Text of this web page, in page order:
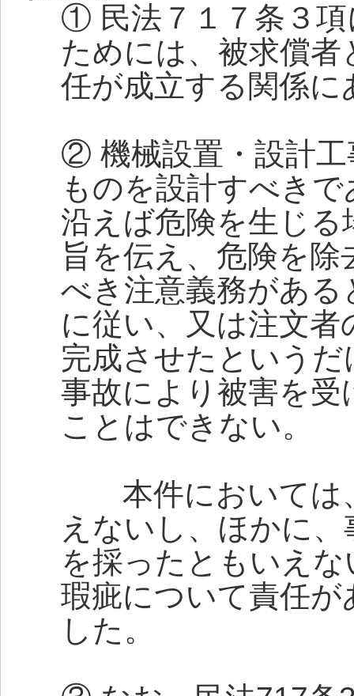
① 民法７１７条３
ためには、被求償
任が成立する関係
② 機械設置・設計工
ものを設計すべき
沿えば危険を生じ
旨を伝え、危険を
べき注意義務があ
に従い、又は注文
完成させたという
事故により被害を
ことはできない。
本件においては
えないし、ほかに
を採ったともいえ
瑕疵について責任
した。